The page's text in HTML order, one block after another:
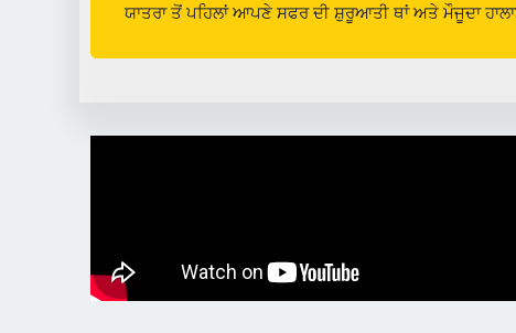
ਯਾਤਰਾ ਤੋਂ ਪਹਿਲਾਂ ਆਪਣੇ ਸਫਰ ਦੀ ਸ਼ੁਰੂਆਤੀ ਥਾਂ ਅਤੇ ਮੌਜੂਦਾ